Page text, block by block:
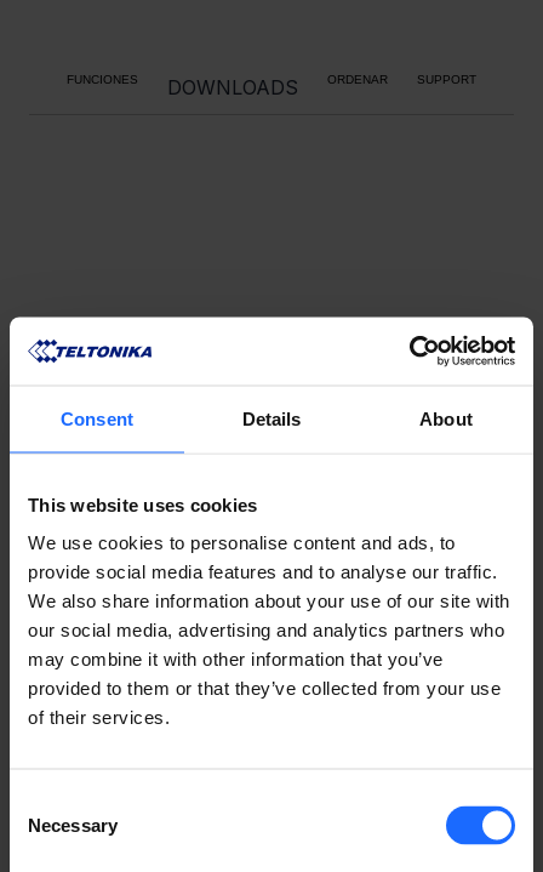
Consent Details About
This website uses cookies
We use cookies to personalise content and ads, to
provide social media features and to analyse our traffic.
We also share information about your use of our site with
our social media, advertising and analytics partners who
may combine it with other information that you’ve
provided to them or that they’ve collected from your use
of their services.
Selection
Necessary
FUNCIONES DOWNLOADS ORDENAR SUPPORT
PRODUCTOS
COMPATIBLES